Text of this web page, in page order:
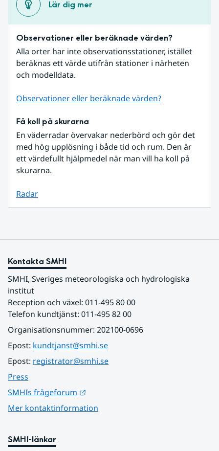
Lär dig mer
Observationer eller beräknade värden?
Alla orter har inte observationsstationer, istället
beräknas ett värde utifrån stationer i närheten
och modelldata.
Observationer eller beräknade värden?
Få koll på skurarna
En väderradar övervakar nederbörd och gör det
med hög upplösning i både tid och rum. Den är
ett värdefullt hjälpmedel när man vill ha koll på
skurarna.
Radar
Kontakta SMHI
SMHI, Sveriges meteorologiska och hydrologiska
institut
Reception och växel: 011-495 80 00
Telefon kundtjänst: 011-495 82 00
Organisationsnummer: 202100-0696
Epost: kundtjanst@smhi.se
Epost: registrator@smhi.se
Press
SMHIs frågeforum
Mer kontaktinformation
SMHI-länkar